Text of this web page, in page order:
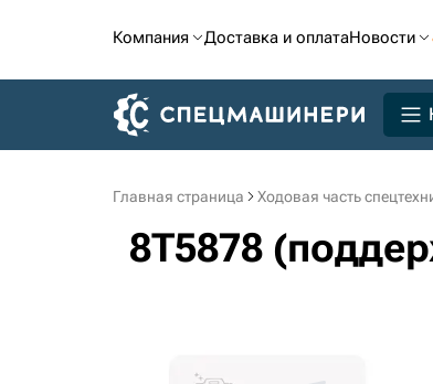
Компания Доставка и оплатаНовости
Главная страница Ходовая часть
8T5878